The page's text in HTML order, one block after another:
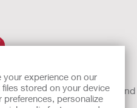
experience on our
stored on your device
personalize
EU vertrieben werden, sind
gekennzeichnet